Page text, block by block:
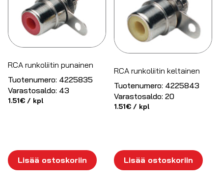
RCA runkoliitin punainen
Tuotenumero: 4225835
Varastosaldo: 43
1.51€ / kpl
Lisää ostoskoriin
RCA runkoliitin keltainen
Tuotenumero: 4225843
Varastosaldo: 20
1.51€ / kpl
Lisää ostoskoriin